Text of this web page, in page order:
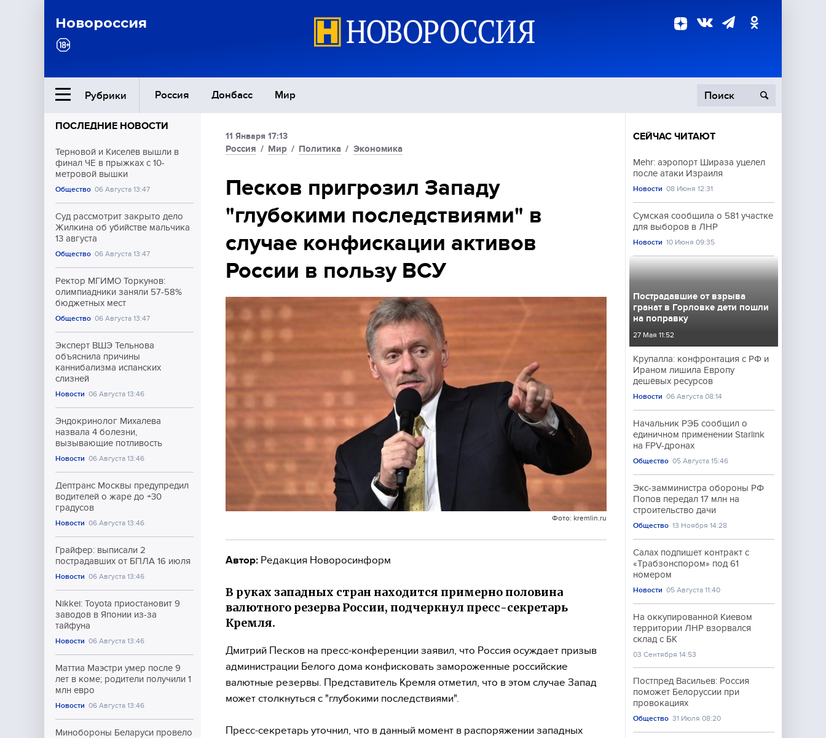
Новороссия
Рубрики Россия Донбасс Мир
Ближний Восток Политика
Общество
Экономика
Происшествия
Культура
Спорт
ПОСЛЕДНИЕ НОВОСТИ
Терновой и Киселёв вышли в
финал ЧЕ в прыжках с 10-
метровой вышки
Общество 06 Августа 13:47
Суд рассмотрит закрыто дело
Жилкина об убийстве мальчика
13 августа
Общество 06 Августа 13:47
Ректор МГИМО Торкунов:
олимпиадники заняли 57-58%
бюджетных мест
Общество 06 Августа 13:47
Эксперт ВШЭ Тельнова
объяснила причины
каннибализма испанских
слизней
Новости 06 Августа 13:46
Эндокринолог Михалева
назвала 4 болезни,
вызывающие потливость
Новости 06 Августа 13:46
Дептранс Москвы предупредил
водителей о жаре до +30
градусов
Новости 06 Августа 13:46
Грайфер: выписали 2
пострадавших от БПЛА 16 июля
Новости 06 Августа 13:46
Nikkei: Toyota приостановит 9
заводов в Японии из-за
тайфуна
Новости 06 Августа 13:46
Маттиа Маэстри умер после 9
лет в коме; родители получили 1
млн евро
Новости 06 Августа 13:46
Минобороны Беларуси провело
11 Января 17:13
Россия / Мир / Политика / Экономика
Песков пригрозил Западу
"глубокими последствиями" в
случае конфискации активов
России в пользу ВСУ
Фото: kremlin.ru
Автор: Редакция Новоросинформ
В руках западных стран находится примерно половина
валютного резерва России, подчеркнул пресс-секретарь
Кремля.
Дмитрий Песков на пресс-конференции заявил, что Россия осуждает призыв
администрации Белого дома конфисковать замороженные российские
валютные резервы. Представитель Кремля отметил, что в этом случае Запад
может столкнуться с "глубокими последствиями".
Пресс-секретарь уточнил, что в данный момент в распоряжении западных
СЕЙЧАС ЧИТАЮТ
Mehr: аэропорт Шираза уцелел
после атаки Израиля
Новости 08 Июня 12:31
Сумская сообщила о 581 участке
для выборов в ЛНР
Новости 10 Июня 09:35
Пострадавшие от взрыва
гранат в Горловке дети пошли
на поправку
27 Мая 11:52
Крупалла: конфронтация с РФ и
Ираном лишила Европу
дешёвых ресурсов
Новости 06 Августа 08:14
Начальник РЭБ сообщил о
единичном применении Starlink
на FPV-дронах
Общество 05 Августа 15:46
Экс-замминистра обороны РФ
Попов передал 17 млн на
строительство дачи
Общество 13 Ноября 14:28
Салах подпишет контракт с
«Трабзонспором» под 61
номером
Новости 05 Августа 11:40
На оккупированной Киевом
территории ЛНР взорвался
склад с БК
03 Сентября 14:53
Постпред Васильев: Россия
поможет Белоруссии при
провокациях
Общество 31 Июля 08:20